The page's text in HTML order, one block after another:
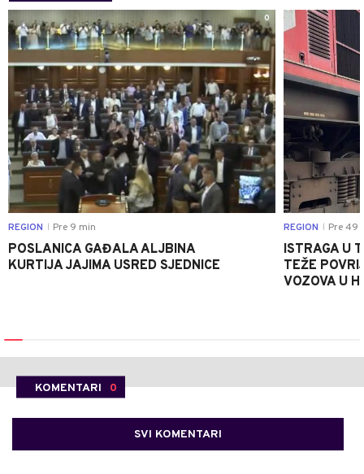
0
REGION Pre 9 min
POSLANICA GAĐALA ALJBINA
KURTIJA JAJIMA USRED SJEDNICE
REGION Pre 49
ISTRAGA U
TEŽE
VOZOVA U
KOMENTARI 0
SVI KOMENTARI